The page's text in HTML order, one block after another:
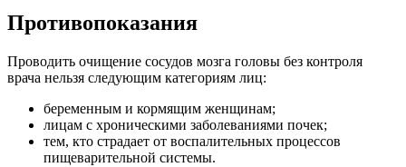
Противопоказания
Проводить очищение сосудов мозга головы без контроля
врача нельзя следующим категориям лиц:
беременным и кормящим женщинам;
лицам с хроническими заболеваниями почек;
тем, кто страдает от воспалительных процессов
пищеварительной системы.